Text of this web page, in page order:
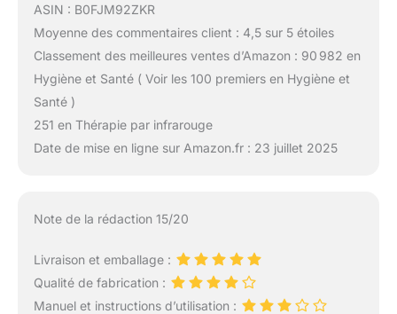
ASIN : B0FJM92ZKR
Moyenne des commentaires client : 4,5 sur 5 étoiles
Classement des meilleures ventes d’Amazon : 90 982 en
Hygiène et Santé ( Voir les 100 premiers en Hygiène et
Santé )
251 en Thérapie par infrarouge
Date de mise en ligne sur Amazon.fr : 23 juillet 2025
Note de la rédaction 15/20
Livraison et emballage :
Qualité de fabrication :
Manuel et instructions d’utilisation :